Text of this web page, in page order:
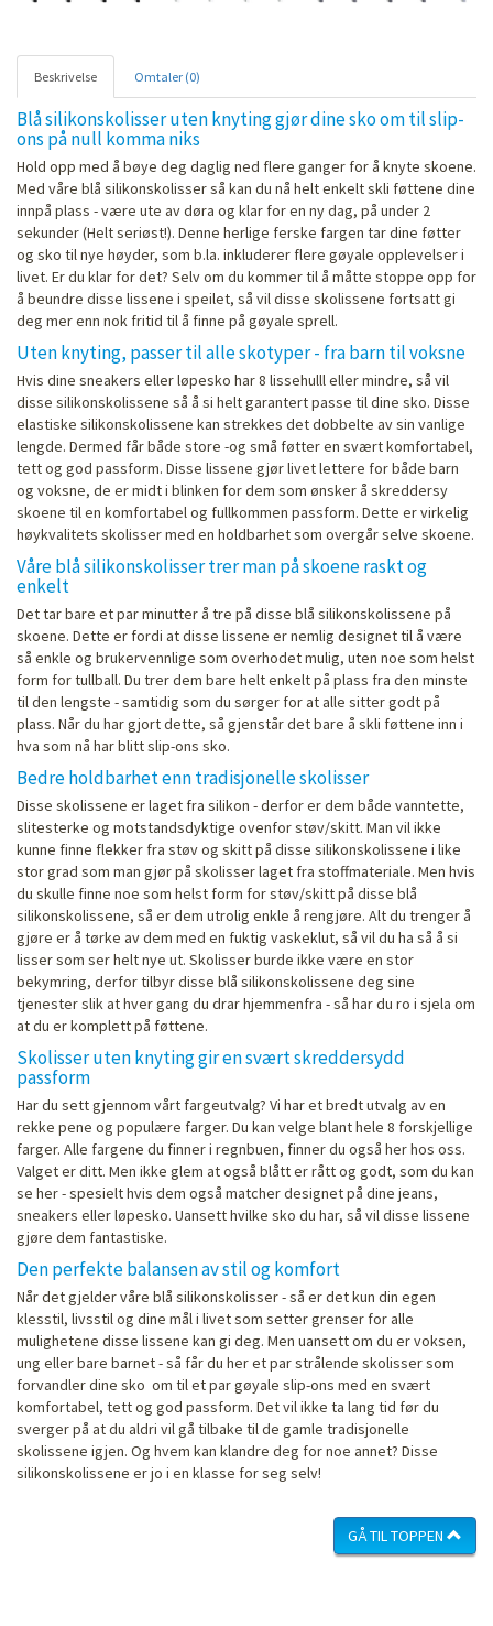
Beskrivelse Omtaler (0)
Blå silikonskolisser uten knyting gjør dine sko om til slip-
ons på null komma niks
Hold opp med å bøye deg daglig ned flere ganger for å knyte skoene.
Med våre blå silikonskolisser så kan du nå helt enkelt skli føttene dine
innpå plass - være ute av døra og klar for en ny dag, på under 2
sekunder (Helt seriøst!). Denne herlige ferske fargen tar dine føtter
og sko til nye høyder, som b.la. inkluderer flere gøyale opplevelser i
livet. Er du klar for det? Selv om du kommer til å måtte stoppe opp for
å beundre disse lissene i speilet, så vil disse skolissene fortsatt gi
deg mer enn nok fritid til å finne på gøyale sprell.
Uten knyting, passer til alle skotyper - fra barn til voksne
Hvis dine sneakers eller løpesko har 8 lissehulll eller mindre, så vil
disse silikonskolissene så å si helt garantert passe til dine sko. Disse
elastiske silikonskolissene kan strekkes det dobbelte av sin vanlige
lengde. Dermed får både store -og små føtter en svært komfortabel,
tett og god passform. Disse lissene gjør livet lettere for både barn
og voksne, de er midt i blinken for dem som ønsker å skreddersy
skoene til en komfortabel og fullkommen passform. Dette er virkelig
høykvalitets skolisser med en holdbarhet som overgår selve skoene.
Våre blå silikonskolisser trer man på skoene raskt og
enkelt
Det tar bare et par minutter å tre på disse blå silikonskolissene på
skoene. Dette er fordi at disse lissene er nemlig designet til å være
så enkle og brukervennlige som overhodet mulig, uten noe som helst
form for tullball. Du trer dem bare helt enkelt på plass fra den minste
til den lengste - samtidig som du sørger for at alle sitter godt på
plass. Når du har gjort dette, så gjenstår det bare å skli føttene inn i
hva som nå har blitt slip-ons sko.
Bedre holdbarhet enn tradisjonelle skolisser
Disse skolissene er laget fra silikon - derfor er dem både vanntette,
slitesterke og motstandsdyktige ovenfor støv/skitt. Man vil ikke
kunne finne flekker fra støv og skitt på disse silikonskolissene i like
stor grad som man gjør på skolisser laget fra stoffmateriale. Men hvis
du skulle finne noe som helst form for støv/skitt på disse blå
silikonskolissene, så er dem utrolig enkle å rengjøre. Alt du trenger å
gjøre er å tørke av dem med en fuktig vaskeklut, så vil du ha så å si
lisser som ser helt nye ut. Skolisser burde ikke være en stor
bekymring, derfor tilbyr disse blå silikonskolissene deg sine
tjenester slik at hver gang du drar hjemmenfra - så har du ro i sjela om
at du er komplett på føttene.
Skolisser uten knyting gir en svært skreddersydd
passform
Har du sett gjennom vårt fargeutvalg? Vi har et bredt utvalg av en
rekke pene og populære farger. Du kan velge blant hele 8 forskjellige
farger. Alle fargene du finner i regnbuen, finner du også her hos oss.
Valget er ditt. Men ikke glem at også blått er rått og godt, som du kan
se her - spesielt hvis dem også matcher designet på dine jeans,
sneakers eller løpesko. Uansett hvilke sko du har, så vil disse lissene
gjøre dem fantastiske.
Den perfekte balansen av stil og komfort
Når det gjelder våre blå silikonskolisser - så er det kun din egen
klesstil, livsstil og dine mål i livet som setter grenser for alle
mulighetene disse lissene kan gi deg. Men uansett om du er voksen,
ung eller bare barnet - så får du her et par strålende skolisser som
forvandler dine sko om til et par gøyale slip-ons med en svært
komfortabel, tett og god passform. Det vil ikke ta lang tid før du
sverger på at du aldri vil gå tilbake til de gamle tradisjonelle
skolissene igjen. Og hvem kan klandre deg for noe annet? Disse
silikonskolissene er jo i en klasse for seg selv!
GÅ TIL TOPPEN